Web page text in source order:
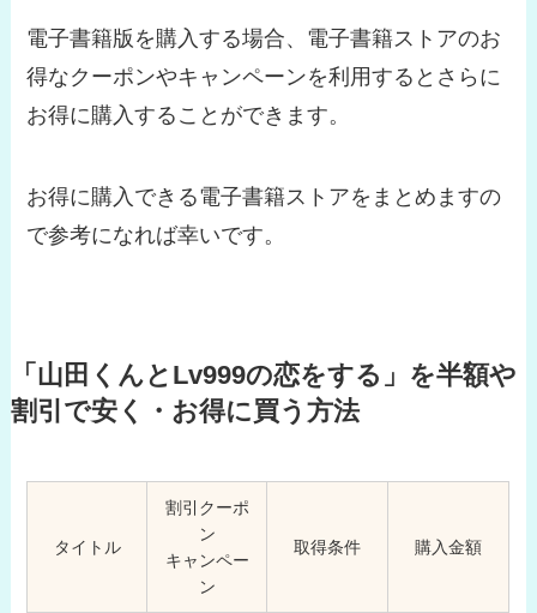
電子書籍版を購入する場合、電子書籍ストアのお
得なクーポンやキャンペーンを利用するとさらに
お得に購入することができます。
お得に購入できる電子書籍ストアをまとめますの
で参考になれば幸いです。
「山田くんとLv999の恋をする」を半額や
割引で安く・お得に買う方法
タイトル
割引クーポ
ン
キャンペー
ン
取得条件 購入金額